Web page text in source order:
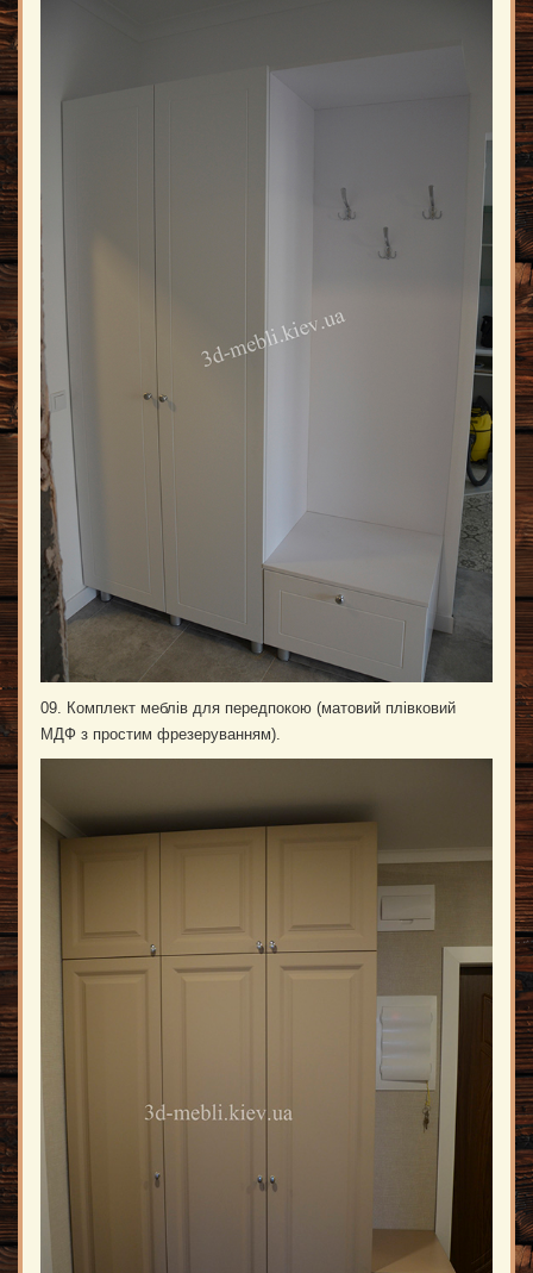
09. Комплект меблів для передпокою (матовий плівковий
МДФ з простим фрезеруванням).